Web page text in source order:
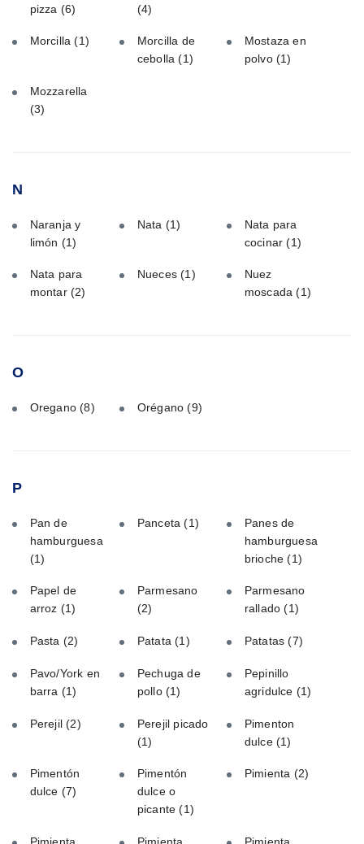
pizza (6) (4)
Morcilla(1)
Morcilla de
cebolla(1)
Mostaza en
polvo(1)
Mozzarella
(3)
N
Naranja y
limón (1)
Nata (1)
Nata para
cocinar(1)
Nata para
montar (2)
Nueces(1)
Nuez
moscada(1)
O
Oregano(8) Orégano(9)
P
Pan de
hamburguesa
(1)
Panceta(1)
Panes de
hamburguesa
brioche(1)
Papel de
arroz (1)
Parmesano
(2)
Parmesano
rallado(1)
Pasta (2) Patata(1) Patatas(7)
Pavo/York en
barra (1)
Pechuga de
pollo (1)
Pepinillo
agridulce (1)
Perejil(2)
Perejil picado
(1)
Pimenton
dulce(1)
Pimentón
dulce (7)
Pimentón
dulce o
picante(1)
Pimienta (2)